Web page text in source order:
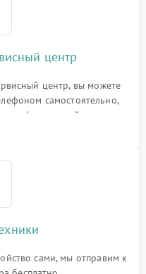
центр
центр, вы можете
самостоятельно,
на сайте
сами, мы отправим к